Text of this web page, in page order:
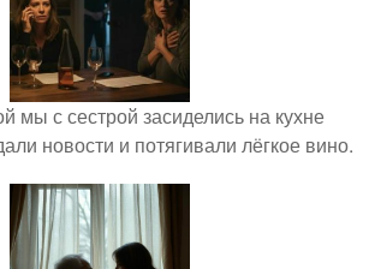
мы с сестрой засиделись на кухне
новости и потягивали лёгкое вино.